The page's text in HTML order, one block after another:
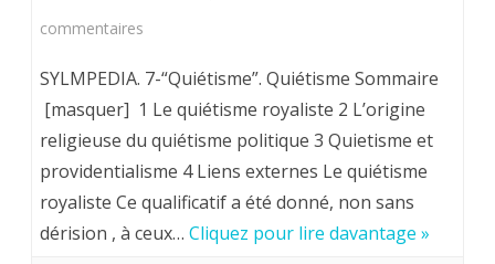
commentaires
sens
faut-
il
SYLMPEDIA. 7-“Quiétisme”. Quiétisme Sommaire
[masquer] 1 Le quiétisme royaliste 2 L’origine
religieuse du quiétisme politique 3 Quietisme et
providentialisme 4 Liens externes Le quiétisme
royaliste Ce qualificatif a été donné, non sans
dérision , à ceux… Cliquez pour lire davantage »